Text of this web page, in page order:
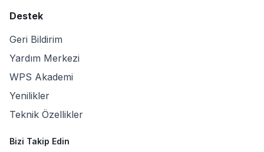
Destek
Geri Bildirim
Yardım Merkezi
WPS Akademi
Yenilikler
Teknik Özellikler
Bizi Takip Edin